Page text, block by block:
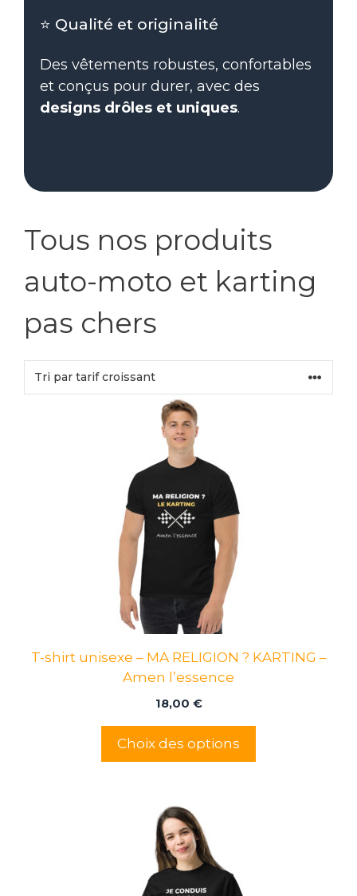
⭐ Qualité et originalité
Des vêtements robustes, confortables
et conçus pour durer, avec des
designs drôles et uniques.
Tous nos produits
auto-moto et karting
pas chers
T-shirt unisexe – MA RELIGION ? KARTING –
Amen l’essence
18,00 €
Choix des options
du